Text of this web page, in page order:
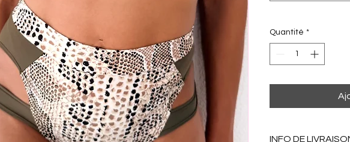
Quantité *
INFO DE